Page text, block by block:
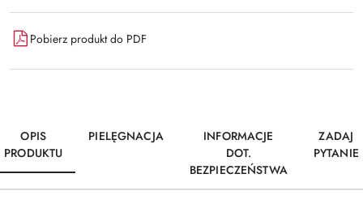
Pobierz produkt do PDF
OPIS
PRODUKTU
PIELĘGNACJA
INFORMACJE
DOT.
BEZPIECZEŃSTWA
ZADAJ
PYTANIE